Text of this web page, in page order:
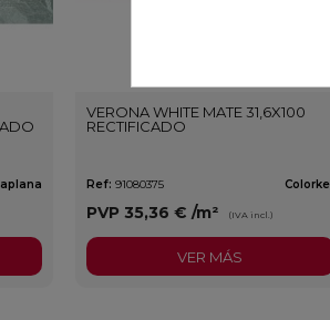
VERONA WHITE MATE 31,6X100
RECTIFICADO
Ref: 91080375
PVP 35,36 € /m² (IVA incl.)
VER MÁS